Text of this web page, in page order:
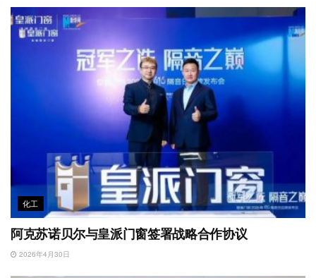
化工
阿克苏诺贝尔与皇派门窗签署战略合作协议
2026年4月30日